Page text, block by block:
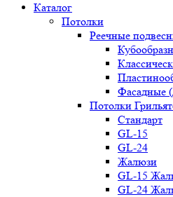
Каталог
Потолки
Реечные
Фасадные
Потолки
Стандарт
GL-15
GL-24
Жалюзи
GL-15
GL-24